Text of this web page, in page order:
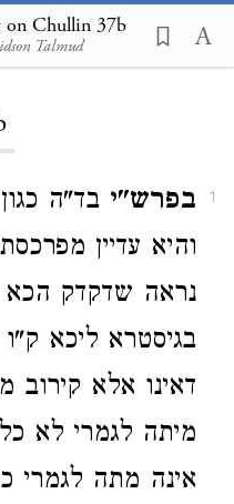
on Chullin 37b
Talmud
1 בפרש"י בד"ה
והיא עדיין
נראה שדקדק
בגיסטרא ליכא
דאינו אלא קירוב
מיתה לגמרי לא
אינה מתה לגמרי